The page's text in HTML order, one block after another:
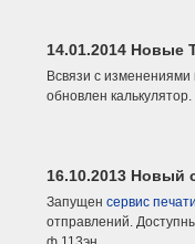
14.01.2014 Новые
Всвязи с
обновлен калькулятор.
16.10.2013 Новый
Запущен сервис
отправлений.